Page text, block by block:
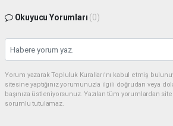
Okuyucu Yorumları (0)
Yorum yazarak Topluluk Kuralları’nı kabul etmiş
sitesine yaptığınız yorumunuzla ilgili doğrudan veya
başınıza üstleniyorsunuz. Yazılan tüm yorumlardan
sorumlu tutulamaz.